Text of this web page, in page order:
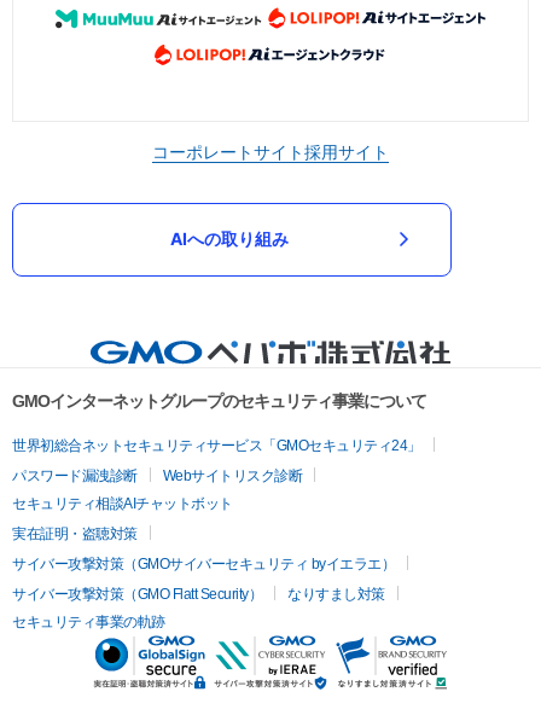
コーポレートサイト採用サイト
AIへの取り組み
GMOインターネットグループのセキュリティ事業について
世界初総合ネットセキュリティサービス「GMOセキュリティ24」
パスワード漏洩診断
Webサイトリスク診断
セキュリティ相談AIチャットボット
実在証明・盗聴対策
サイバー攻撃対策（GMOサイバーセキュリティ byイエラエ）
サイバー攻撃対策（GMO Flatt Security）
なりすまし対策
セキュリティ事業の軌跡